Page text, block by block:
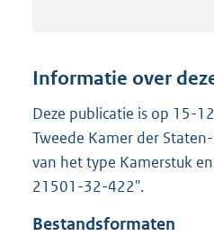
Informatie over
Deze publicatie is op 15-
Tweede Kamer der
van het type Kamerstuk
21501-32-422".
Bestandsformaten